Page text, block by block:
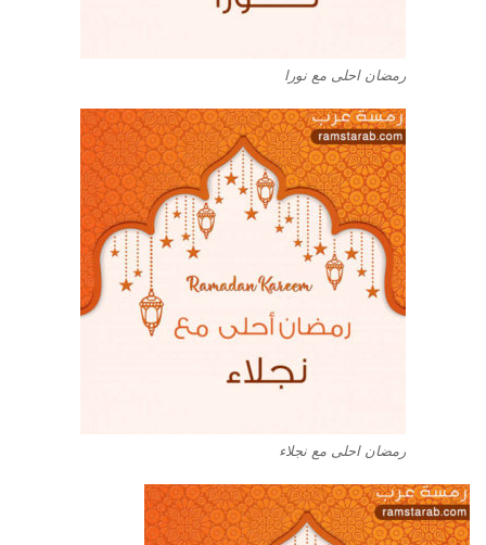
رمضان احلى مع نورا
رمضان احلى مع نجلاء